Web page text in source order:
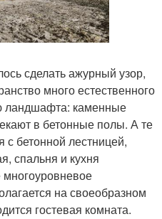
сделать ажурный узор,
много естественного
ландшафта: каменные
в бетонные полы. А те
бетонной лестницей,
спальня и кухня
на своеобразном
гостевая комната.